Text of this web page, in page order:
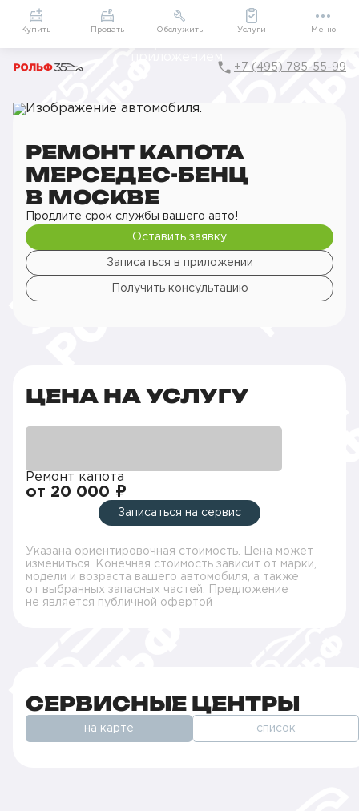
Приложение
Мой РОЛЬФ
Подарки внутри
+7 (495) 785-55-99
Главная
РОЛЬФ Сервис
Сервис Mercedes-Benz
Кузовной ремонт
Ремонт деталей кузова
Ремонт капота
РЕМОНТ КАПОТА
МЕРСЕДЕС-БЕНЦ
В МОСКВЕ
Продлите срок службы вашего авто!
Оставить заявку
Записаться в приложении
Получить консультацию
ЦЕНА НА УСЛУГУ
Ремонт капота
от 20 000 ₽
Записаться на сервис
Указана ориентировочная стоимость. Цена может
измениться. Конечная стоимость зависит от марки,
модели и возраста вашего автомобиля, а также
от выбранных запасных частей. Предложение
не является публичной офертой
СЕРВИСНЫЕ ЦЕНТРЫ
на карте список
Купить Продать Обслужить Услуги Меню